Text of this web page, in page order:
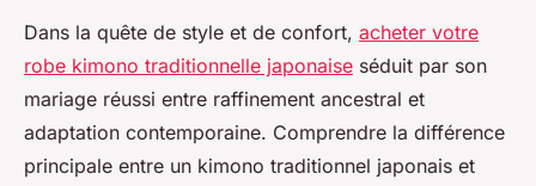
Dans la quête de style et de confort, acheter votre
robe kimono traditionnelle japonaise séduit par son
mariage réussi entre raffinement ancestral et
adaptation contemporaine. Comprendre la différence
principale entre un kimono traditionnel japonais et